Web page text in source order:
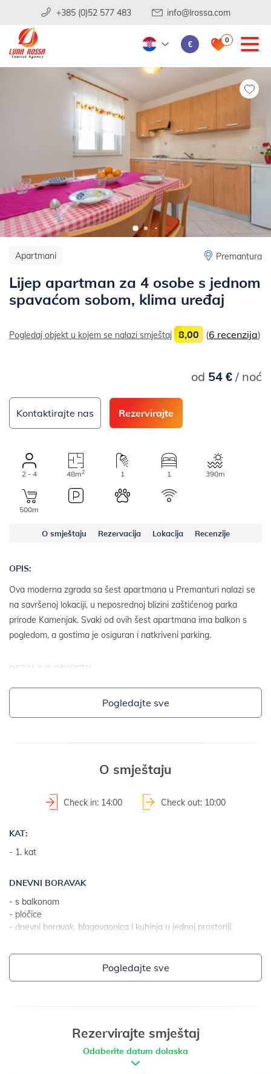
+385 (0)52 577 483 info@lrossa.com
€ 0
Apartmani Premantura
Lijep apartman za 4 osobe s jednom
spavaćom sobom, klima uređaj
Pogledaj objekt u kojem se nalazi smještaj 8,00 (6 recenzija)
od 54 €/ noć
Kontaktirajte nas Rezervirajte
2 - 4 48m2 1 1 390m
500m
O smještaju Rezervacija Lokacija Recenzije
OPIS:
Ova moderna zgrada sa šest apartmana u Premanturi nalazi se
na savršenoj lokaciji, u neposrednoj blizini zaštićenog parka
prirode Kamenjak. Svaki od ovih šest apartmana ima balkon s
pogledom, a gostima je osiguran i natkriveni parking.
DETALJI O OBJEKTU:
- samostojeća kuća
- površina parcele: 600 m2
DODATNE INFORMACIJE:
- parkiralište: 6
Pogledajte sve
O smještaju
Check in: 14:00 Check out: 10:00
KAT:
- 1. kat
DNEVNI BORAVAK
- s balkonom
- pločice
- dnevni boravak, blagovaonica i kuhinja u jednoj prostoriji
- plinski štednjak
- broj plamenika/ploča: 2
- hladnjak bez ledenice
Pogledajte sve
Rezervirajte smještaj
Odaberite datum dolaska